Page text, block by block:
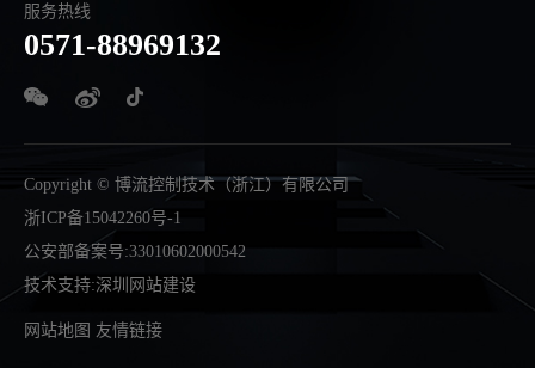
服务热线
0571-88969132
Copyright © 博流控制技术（浙江）有限公司
浙ICP备15042260号-1
公安部备案号:33010602000542
技术支持:深圳网站建设
网站地图 友情链接